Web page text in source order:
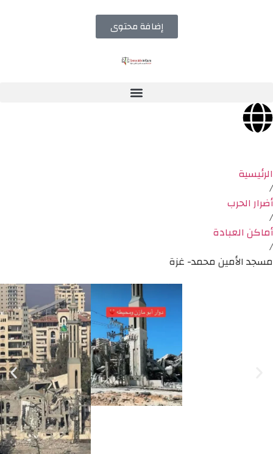
إضافة محتوى
الرئيسية
/
أضرار الحرب
/
أماكن العبادة
/
مسجد الأمين محمد- غزة